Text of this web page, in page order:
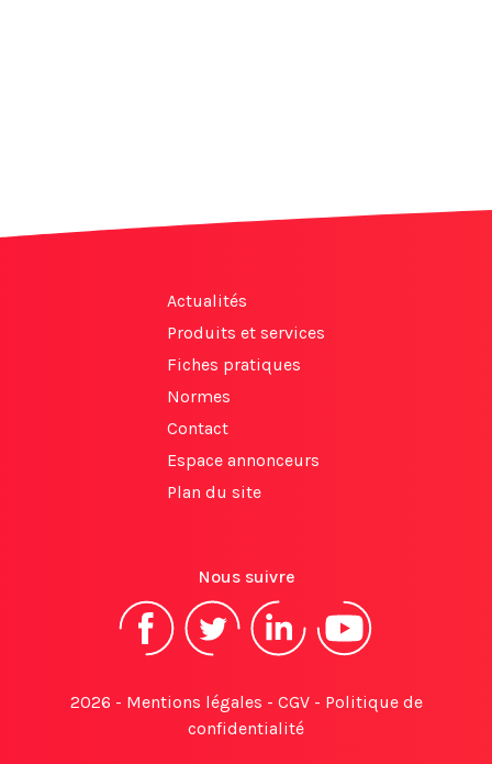
Actualités
Produits et services
Fiches pratiques
Normes
Contact
Espace annonceurs
Plan du site
Nous suivre
2026 - Mentions légales - CGV- Politique de
confidentialité